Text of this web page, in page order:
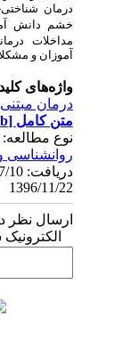
رفتاری و درمان
آموزان را کاهش می­
تواند سبب
تحصیلی آن­ ها شود.
خشم،درمان
بر پذیرش و تعهد،
(۴۶۲۳ دریافت)
مقاله پژوهشي|
و روانپزشکی
درباره این مقاله :